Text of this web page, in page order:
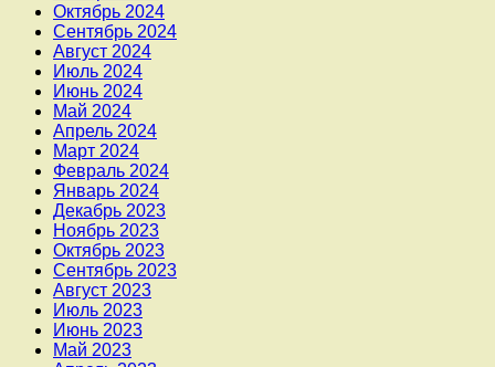
Октябрь 2024
Сентябрь 2024
Август 2024
Июль 2024
Июнь 2024
Май 2024
Апрель 2024
Март 2024
Февраль 2024
Январь 2024
Декабрь 2023
Ноябрь 2023
Октябрь 2023
Сентябрь 2023
Август 2023
Июль 2023
Июнь 2023
Май 2023